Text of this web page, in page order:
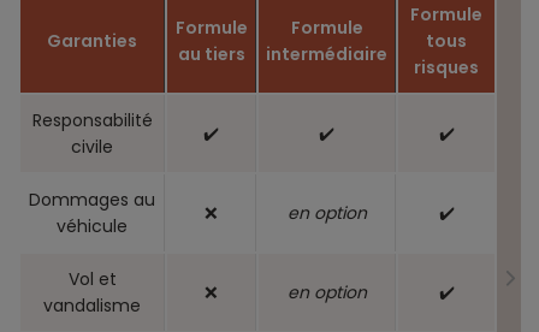
Garanties
Formule
au tiers
Formule
intermédiaire
Formule
tous
risques
Responsabilité
civile
✔️ ✔️ ✔️
Dommages au
véhicule
❌ en option ✔️
Vol et
vandalisme
❌ en option ✔️